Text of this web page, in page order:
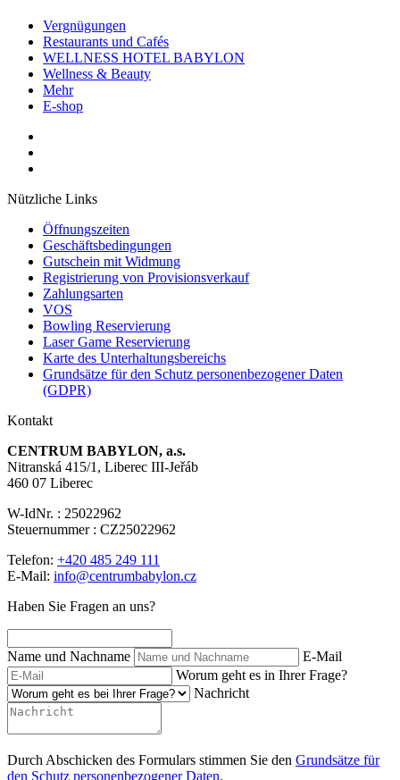
Vergnügungen
Restaurants und Cafés
WELLNESS HOTEL BABYLON
Wellness & Beauty
Mehr
E-shop
Nützliche Links
Öffnungszeiten
Geschäftsbedingungen
Gutschein mit Widmung
Registrierung von Provisionsverkauf
Zahlungsarten
VOS
Bowling Reservierung
Laser Game Reservierung
Karte des Unterhaltungsbereichs
Grundsätze für den Schutz personenbezogener Daten
(GDPR)
Kontakt
CENTRUM BABYLON, a.s.
Nitranská 415/1, Liberec III-Jeřáb
460 07 Liberec
W-IdNr. : 25022962
Steuernummer : CZ25022962
Telefon: +420 485 249 111
E-Mail: info@centrumbabylon.cz
Haben Sie Fragen an uns?
Name und Nachname
E-Mail
Worum geht es in Ihrer Frage?
Nachricht
Durch Abschicken des Formulars stimmen Sie den Grundsätze für
den Schutz personenbezogener Daten.